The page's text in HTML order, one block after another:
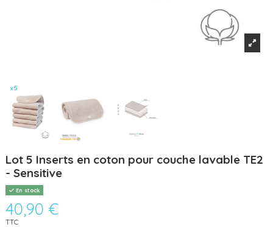
Lot 5 Inserts en coton pour couche lavable TE2
- Sensitive
En stock
40,90 €
TTC